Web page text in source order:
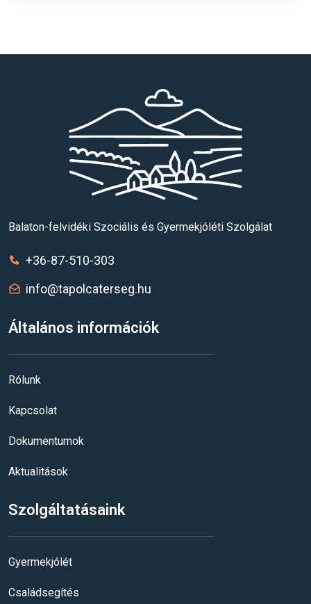
Balaton-felvidéki Szociális és Gyermekjóléti Szolgálat
+36-87-510-303
info@tapolcaterseg.hu
Általános információk
Rólunk
Kapcsolat
Dokumentumok
Aktualitások
Szolgáltatásaink
Gyermekjólét
Családsegítés